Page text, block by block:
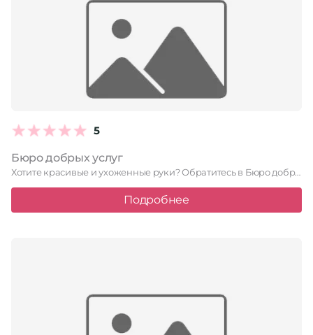
5
Бюро добрых услуг
Хотите красивые и ухоженные руки? Обратитесь в Бюро добрых услуг! …
Подробнее